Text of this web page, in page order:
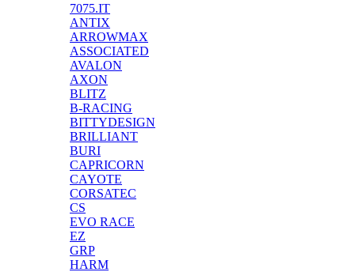
7075.IT
ANTIX
ARROWMAX
ASSOCIATED
AVALON
AXON
BLITZ
B-RACING
BITTYDESIGN
BRILLIANT
BURI
CAPRICORN
CAYOTE
CORSATEC
CS
EVO RACE
EZ
GRP
HARM